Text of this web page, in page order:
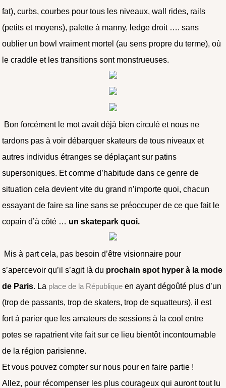
fat), curbs, courbes pour tous les niveaux, wall rides, rails
(petits et moyens), palette à manny, ledge droit …. sans
oublier un bowl vraiment mortel (au sens propre du terme), où
le craddle et les transitions sont monstrueuses.
Bon forcément le mot avait déjà bien circulé et nous ne
tardons pas à voir débarquer skateurs de tous niveaux et
autres individus étranges se déplaçant sur patins
supersoniques. Et comme d’habitude dans ce genre de
situation cela devient vite du grand n’importe quoi, chacun
essayant de faire sa line sans se préoccuper de ce que fait le
copain d’à côté … un skatepark quoi.
Mis à part cela, pas besoin d’être visionnaire pour
s’apercevoir qu’il s’agit là du prochain spot hyper à la mode
de Paris. La place de la République en ayant dégoûté plus d’un
(trop de passants, trop de skaters, trop de squatteurs), il est
fort à parier que les amateurs de sessions à la cool entre
potes se rapatrient vite fait sur ce lieu bientôt incontournable
de la région parisienne.
Et vous pouvez compter sur nous pour en faire partie !
Allez, pour récompenser les plus courageux qui auront tout lu